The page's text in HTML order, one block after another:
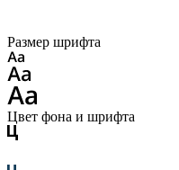
Размер шрифта
Цвет фона и шрифта